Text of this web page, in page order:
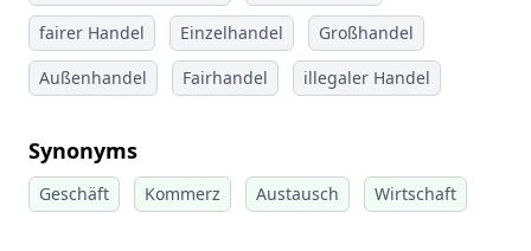
fairer Handel
Einzelhandel
Großhandel
Außenhandel
Fairhandel illegaler Handel
Synonyms
Geschäft Kommerz Austausch Wirtschaft